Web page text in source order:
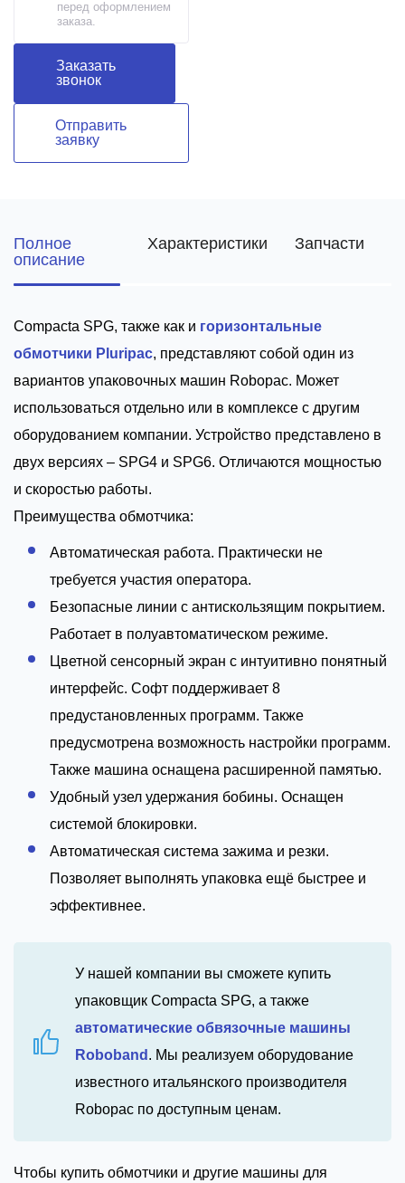
перед оформлением
заказа.
Заказать
звонок
Отправить
заявку
Полное
описание
Характеристики Запчасти
Compacta SPG, также как и горизонтальные
обмотчики Pluripac, представляют собой один из
вариантов упаковочных машин Robopac. Может
использоваться отдельно или в комплексе с другим
оборудованием компании. Устройство представлено в
двух версиях – SPG4 и SPG6. Отличаются мощностью
и скоростью работы.
Преимущества обмотчика:
Автоматическая работа. Практически не
требуется участия оператора.
Безопасные линии с антискользящим покрытием.
Работает в полуавтоматическом режиме.
Цветной сенсорный экран с интуитивно понятный
интерфейс. Софт поддерживает 8
предустановленных программ. Также
предусмотрена возможность настройки программ.
Также машина оснащена расширенной памятью.
Удобный узел удержания бобины. Оснащен
системой блокировки.
Автоматическая система зажима и резки.
Позволяет выполнять упаковка ещё быстрее и
эффективнее.
У нашей компании вы сможете купить
упаковщик Compacta SPG, а также
автоматические обвязочные машины
Roboband . Мы реализуем оборудование
известного итальянского производителя
Robopac по доступным ценам.
Чтобы купить обмотчики и другие машины для